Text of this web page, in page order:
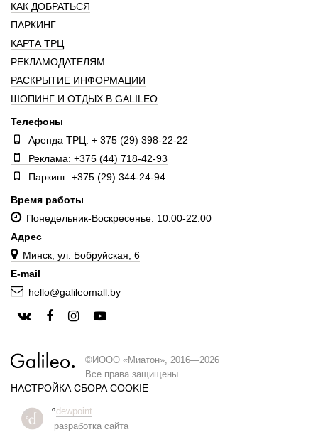
КАК ДОБРАТЬСЯ
ПАРКИНГ
КАРТА ТРЦ
РЕКЛАМОДАТЕЛЯМ
РАСКРЫТИЕ ИНФОРМАЦИИ
ШОПИНГ И ОТДЫХ В GALILEO
Телефоны
Аренда ТРЦ: + 375 (29) 398-22-22
Реклама: +375 (44) 718-42-93
Паркинг: +375 (29) 344-24-94
Время работы
Понедельник-Воскресенье: 10:00-22:00
Адрес
Минск, ул. Бобруйская, 6
E-mail
hello@galileomall.by
©ИООО «Миатон», 2016—2026
Все права защищены
НАСТРОЙКА СБОРА COOKIE
οdewpoint
разработка сайта